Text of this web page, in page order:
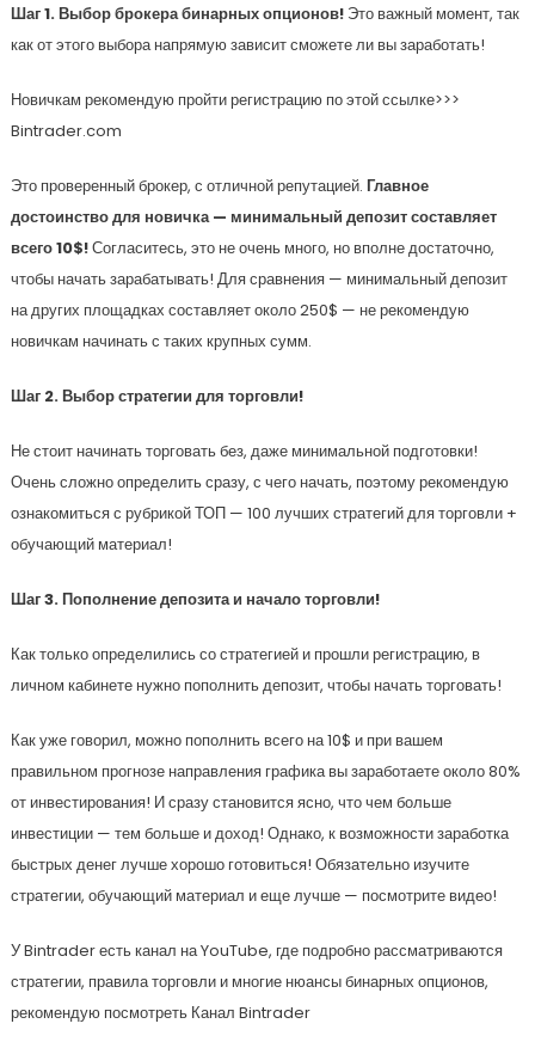
Шаг 1. Выбор брокера бинарных опционов! Это важный момент, так
как от этого выбора напрямую зависит сможете ли вы заработать!
Новичкам рекомендую пройти регистрацию по этой ссылке>>>
Bintrader.com
Это проверенный брокер, с отличной репутацией. Главное
достоинство для новичка — минимальный депозит составляет
всего 10$!Согласитесь, это не очень много, но вполне достаточно,
чтобы начать зарабатывать! Для сравнения — минимальный депозит
на других площадках составляет около 250$ — не рекомендую
новичкам начинать с таких крупных сумм.
Шаг 2. Выбор стратегии для торговли!
Не стоит начинать торговать без, даже минимальной подготовки!
Очень сложно определить сразу, с чего начать, поэтому рекомендую
ознакомиться с рубрикой ТОП — 100 лучших стратегий для торговли +
обучающий материал!
Шаг 3. Пополнение депозита и начало торговли!
Как только определились со стратегией и прошли регистрацию, в
личном кабинете нужно пополнить депозит, чтобы начать торговать!
Как уже говорил, можно пополнить всего на 10$ и при вашем
правильном прогнозе направления графика вы заработаете около 80%
от инвестирования! И сразу становится ясно, что чем больше
инвестиции — тем больше и доход! Однако, к возможности заработка
быстрых денег лучше хорошо готовиться! Обязательно изучите
стратегии, обучающий материал и еще лучше — посмотрите видео!
У Bintrader есть канал на YouTube, где подробно рассматриваются
стратегии, правила торговли и многие нюансы бинарных опционов,
рекомендую посмотреть Канал Bintrader